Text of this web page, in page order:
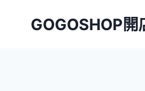
GOGOSHOP開